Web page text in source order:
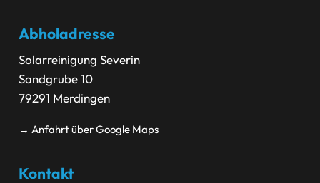
Abholadresse
Solarreinigung Severin
Sandgrube 10
79291 Merdingen
→ Anfahrt über Google Maps
Kontakt